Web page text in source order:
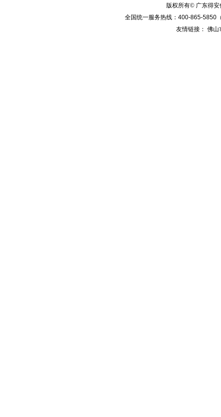
版权所有© 广东得
全国统一服务热线： 400-865-5850
友情链接： 佛山